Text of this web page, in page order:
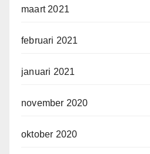
maart 2021
februari 2021
januari 2021
november 2020
oktober 2020